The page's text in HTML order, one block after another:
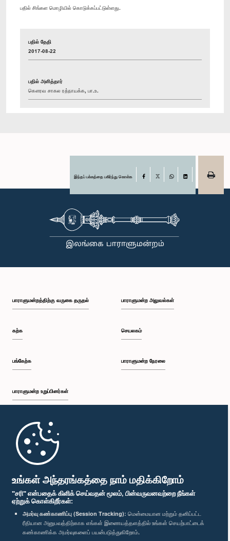
உங்கள் அந்தரங்கத்தை நாம் மதிக்கிறோம்
"சரி" என்பதைக் கிளிக் செய்வதன் மூலம், பின்வருவனவற்றை நீங்கள்
ஏற்றுக் கொள்கிறீர்கள்:
அமர்வு கண்காணிப்பு (Session Tracking): மென்மையான மற்றும் தனிப்பட்ட
ரீதியான அனுபவத்திற்காக எங்கள் இணையத்தளத்தில் உங்கள் செயற்பாட்டைக்
கண்காணிக்க அமர்வுகளைப் பயன்படுத்துகிறோம்.
பதில் சிங்கள மொழியில் கொடுக்கப்பட்டுள்ளது.
பதில் தேதி
2017-08-22
பதில் அளித்தார்
கௌரவ சாகல ரத்நாயக்க, பா.உ.
இந்தப் பக்கத்தை பகிர்ந்து கொள்க Facebook
பாராளுமன்றத்திற்கு வருகை தருதல்
கற்க
பங்கேற்க
பாராளுமன்ற உறுப்பினர்கள்
முதற்பக்கம்
பாராளுமன்ற அலுவல்கள்
செயலகம்
பாராளுமன்ற நேரலை
பாராளுமன்ற கையடக்க செயலி
எம்மை பின்தொடர்க :